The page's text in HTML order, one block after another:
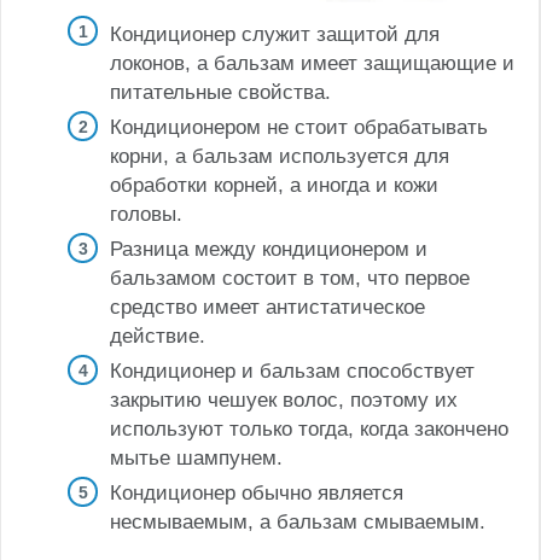
Кондиционер служит защитой для
локонов, а бальзам имеет защищающие и
питательные свойства.
Кондиционером не стоит обрабатывать
корни, а бальзам используется для
обработки корней, а иногда и кожи
головы.
Разница между кондиционером и
бальзамом состоит в том, что первое
средство имеет антистатическое
действие.
Кондиционер и бальзам способствует
закрытию чешуек волос, поэтому их
используют только тогда, когда закончено
мытье шампунем.
Кондиционер обычно является
несмываемым, а бальзам смываемым.